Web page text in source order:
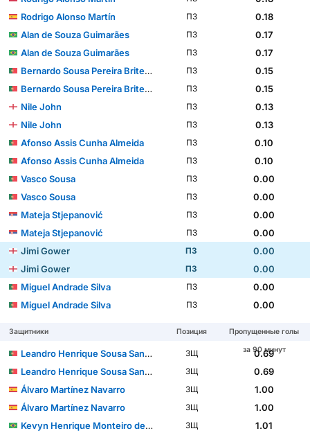
Rodrigo Alonso Martín
ПЗ
0.18
Alan de Souza Guimarães
ПЗ
0.17
Alan de Souza Guimarães
ПЗ
0.17
Bernardo Sousa Pereira Brites Martins
ПЗ
0.15
Bernardo Sousa Pereira Brites Martins
ПЗ
0.15
Nile John
ПЗ
0.13
Nile John
ПЗ
0.13
Afonso Assis Cunha Almeida
ПЗ
0.10
Afonso Assis Cunha Almeida
ПЗ
0.10
Vasco Sousa
ПЗ
0.00
Vasco Sousa
ПЗ
0.00
Mateja Stjepanović
ПЗ
0.00
Mateja Stjepanović
ПЗ
0.00
Jimi Gower
ПЗ
0.00
Jimi Gower
ПЗ
0.00
Miguel Andrade Silva
ПЗ
0.00
Miguel Andrade Silva
ПЗ 0.00
Защитники Позиция
Пропущенные голы
за 90 минут
Leandro Henrique Sousa Santos ЗЩ
0.69
Leandro Henrique Sousa Santos
ЗЩ
0.69
Álvaro Martínez Navarro
ЗЩ
1.00
Álvaro Martínez Navarro
ЗЩ
1.00
Kevyn Henrique Monteiro de Souza
ЗЩ
1.01